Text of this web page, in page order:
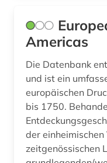
palästina (1)
paris (1)
parlament (1)
philosophie (1)
photograph (1)
Americas
Die Datenbank
und ist ein
europäischen
bis 1750.
der
zeitgenössischen